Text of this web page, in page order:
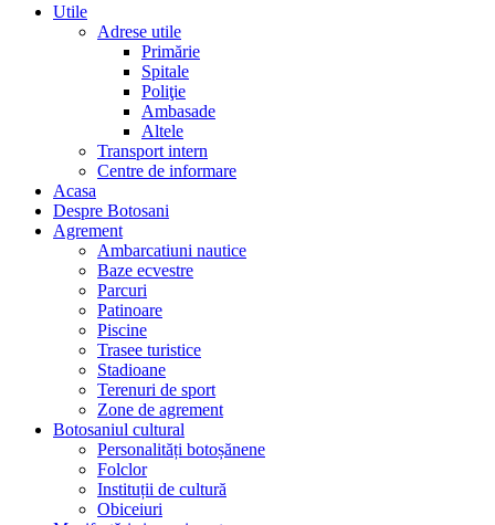
Utile
Adrese utile
Primărie
Spitale
Poliţie
Ambasade
Altele
Transport intern
Centre de informare
Acasa
Despre Botosani
Agrement
Ambarcatiuni nautice
Baze ecvestre
Parcuri
Patinoare
Piscine
Trasee turistice
Stadioane
Terenuri de sport
Zone de agrement
Botosaniul cultural
Personalități botoșănene
Folclor
Instituții de cultură
Obiceiuri